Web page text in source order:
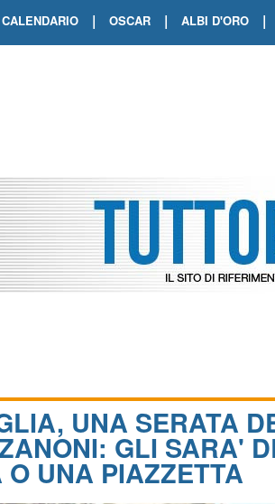
CALENDARIO | OSCAR | ALBI D'ORO |
UNA SERATA
GLI SARA'
O UNA PIAZZETTA